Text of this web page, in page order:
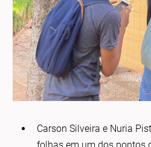
Carson Silveira e Nuria
folhas em um dos pontos